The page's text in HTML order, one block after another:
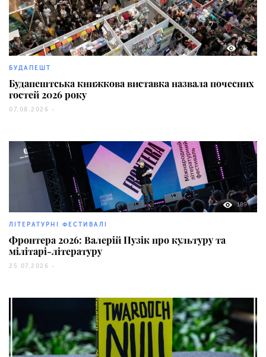
78
БУДАПЕШТ
Будапештська книжкова виставка назвала почесних
гостей 2026 року
07.08.2026 -
189
ЛІТЕРАТУРНІ ФЕСТИВАЛІ
Фронтера 2026: Валерій Пузік про культуру та
мілітарі-літературу
25.07.2026 -